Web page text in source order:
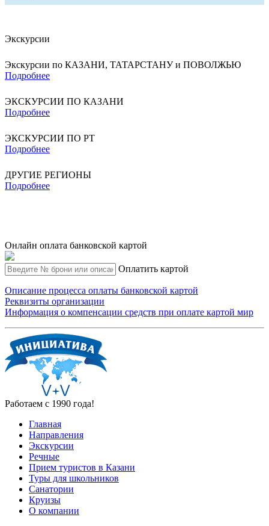
Экскурсии
Экскурсии по КАЗАНИ, ТАТАРСТАНУ и ПОВОЛЖЬЮ
Подробнее
ЭКСКУРСИИ ПО КАЗАНИ
Подробнее
ЭКСКУРСИИ ПО РТ
Подробнее
ДРУГИЕ РЕГИОНЫ
Подробнее
Онлайн оплата банковской картой
Оплатить картой
Описание процесса оплаты банковской картой
Реквизиты организации
Информация о компенсации средств при оплате картой мир
Работаем с 1990 года!
Главная
Направления
Экскурсии
Речные
Прием туристов в Казани
Туры для школьников
Санатории
Круизы
О компании